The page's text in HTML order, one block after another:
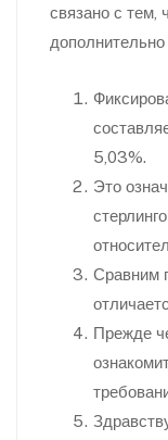
связано с тем,
5,03%.
Это
Сравним
Прежде